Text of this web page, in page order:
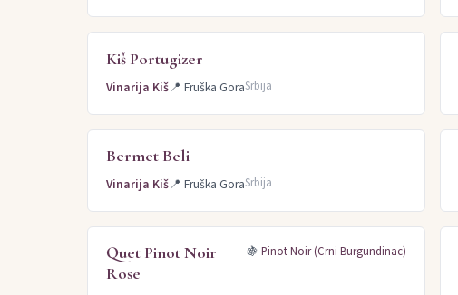
Kiš Portugizer
Vinarija Kiš📍 Fruška GoraSrbija
Bermet Beli
Vinarija Kiš📍 Fruška GoraSrbija
Quet Pinot Noir
Rose
🍇Pinot Noir (Crni Burgundinac)